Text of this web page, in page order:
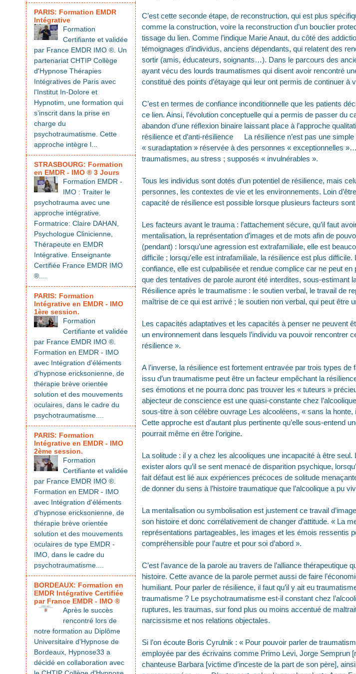
PARIS: Formation EMDR
Intégrative
Formation
Certifiante et validée
par France EMDR IMO ®. Un
partenariat CHTIP Collège
d'Hypnose Thérapies
Intégratives de Paris avec
l'Institut In-Dolore et
Hypnotim, une formation qui
s’inscrit dans la prise en
charge du
psychotraumatisme. Cette
approche intègre l...
STRASBOURG: Formation
en EMDR - IMO ® 3 Jours
Formation EMDR -
IMO : Traiter le
psychotrauma avec une
approche intégrative.
Formatrice: Claire DAHAN,
Psychologue Clinicienne,
Thérapeute en EMDR
Intégrative. Enseignante
Certifiée France EMDR IMO
®....
PARIS: Formation
Intégrative en EMDR - IMO
1ère session.
Formation
Certifiante et validée
par France EMDR IMO ®.
Formation en EMDR - IMO
avec Intégration d'éléments
d'hypnose ericksonienne, de
thérapie brève orientée
solution et des mouvements
oculaires, dans le cadre du
psychotraumatisme....
PARIS: Formation
Intégrative en EMDR - IMO
2ème session.
Formation
Certifiante et validée
par France EMDR IMO ®.
Formation en EMDR - IMO
avec Intégration d'éléments
d'hypnose ericksonienne, de
thérapie brève orientée
solution et des mouvements
oculaires de type EMDR -
IMO, dans le cadre du
psychotraumatisme....
BORDEAUX: Formation en
EMDR Intégrative Certifiée
par France EMDR - IMO ®
Après le succès
rencontré lors de
notre formation au Diplôme
Universitaire d'Hypnose de
Bordeaux, Hypnose33 a
décidé en collaboration avec
C’est cette seconde étape, de reconstruction, qui est plus
comme la construction, voire la reconstruction d’un bouclier
tissage du lien. Comme l’indique Marie Anaut, du côté des
témoignages d’individus, anciens dépendants, qui relatent des
sortir (amis, éducateurs, soignants…). Dans le parcours des
ayant vécu des lourds traumatismes qui disent avoir rencontré
constitué des points d’étayage qui leur ont permis de continuer
C’est en termes de confiance inconditionnelle que les patients
ce lien. Ainsi, l’évolution conceptuelle qui a permis de passer du
abandon d’une réflexion binaire laissant place à l’approche
résilience et d’anti-résilience La résilience n’est pas une
« suradaptation » réservée à des personnes « exceptionnelles
traumatismes, au stress ; supposés « invulnérables ».
Tous les individus sont dotés d’un potentiel de résilience, mais
personnes, les contextes de vie et les environnements. Loin
capacité de résilience est possible lorsque plusieurs facteurs
Les facteurs avant le trauma : l’attachement sécure, qu’il faut
mentalisation, la représentation d’images et de mots afin de
(pendant) : lorsqu’une agression est extrafamiliale, elle est
difficile ; lorsqu’elle est intrafamiliale, la résilience est plus
confiance, elle est culpabilisée et rendue complice car ne peut en
que des tentatives de parole auront été interdites, sous-
Résilience après le traumatisme : le soutien verbal, le travail de
maîtrise de ce qui est arrivé ; le soutien non verbal, qui peut être
Les capacités adaptatives et les capacités à penser ne peuvent
un environnement dans lesquels l’individu va pouvoir rencontrer
résilience ».
A l’inverse, la résilience est fortement entravée par trois types
issu d’un traumatisme peut être un facteur empêchant la
ses émotions et ne pourra donc pas trouver les « tuteurs »
abjecteur de conscience est une quasi-constante chez
sous-titre à son célèbre ouvrage Les alcooléens, « sans la
Cette approche est d’autant plus pertinente qu’elle sous-entend
pourrait même en être l’origine.
La solitude : il y a chez les alcooliques une incapacité à être
exister alors qu’il se sent menacé de disparition psychique,
fait défaut est lié aux expériences précoces de solitude
de donner du sens à l’histoire traumatique que l’alcoolique a pu
La mentalisation ou symbolisation est justement ce travail
son histoire et donc corrélativement de changer d’attitude. « La
représentations partageables, les images et les émois ressentis
compréhensible pour l’autre et pour soi d’abord ».
C’est l’avance de la parole au travers de l’alliance
histoire. Cette avance de la parole permet aussi de faire
humiliant. Pour parler de résilience, il faut qu’il y ait eu
traumatisme ? Le psychotraumatisme est-il constant chez
ruptures, les traumas, sur fond plus ou moins accentué de
narcissisme et nos relations objectales.
Si l’on écoute Boris Cyrulnik : « Pour pouvoir parler de
employée par des écrivains comme Primo Levi, Jorge Semprun
chanteuse Barbara [victime d’inceste de la part de son père],